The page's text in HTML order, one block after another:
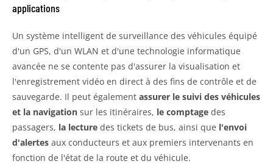
applications
Un système intelligent de surveillance des véhicules équipé
d'un GPS, d'un WLAN et d'une technologie informatique
avancée ne se contente pas d'assurer la visualisation et
l'enregistrement vidéo en direct à des fins de contrôle et de
sauvegarde. Il peut également assurer le suivi des véhicules
et la navigation sur les itinéraires, le comptage des
passagers, la lecture des tickets de bus, ainsi que l'envoi
d'alertes aux conducteurs et aux premiers intervenants en
fonction de l'état de la route et du véhicule.